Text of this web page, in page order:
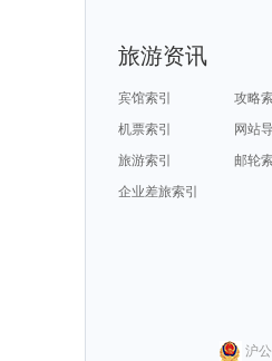
旅游资讯
宾馆索引
攻略索
机票索引
网站
旅游索引
邮轮索
企业差旅索引
沪